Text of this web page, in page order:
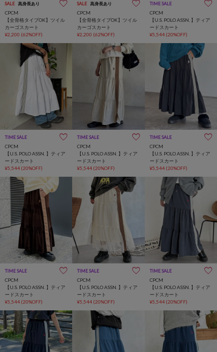
SALE 高身長あり
CPCM
【全骨格タイプOK】ツイル
カーゴスカート
¥2,200 (62%OFF)
SALE 高身長あり
CPCM
【全骨格タイプOK】ツイル
カーゴスカート
¥2,200 (62%OFF)
TIME SALE
CPCM
【U.S. POLO ASSN. 】ティア
ードスカート
¥5,544 (20%OFF)
TIME SALE
CPCM
【U.S. POLO ASSN. 】ティア
ードスカート
¥5,544 (20%OFF)
TIME SALE
CPCM
【U.S. POLO ASSN. 】ティア
ードスカート
¥5,544 (20%OFF)
TIME SALE
CPCM
【U.S. POLO ASSN. 】ティア
ードスカート
¥5,544 (20%OFF)
TIME SALE
CPCM
【U.S. POLO ASSN. 】ティア
ードスカート
¥5,544 (20%OFF)
TIME SALE
CPCM
【U.S. POLO ASSN. 】ティア
ードスカート
¥5,544 (20%OFF)
TIME SALE
CPCM
【U.S. POLO ASSN. 】ティア
ードスカート
¥5,544 (20%OFF)